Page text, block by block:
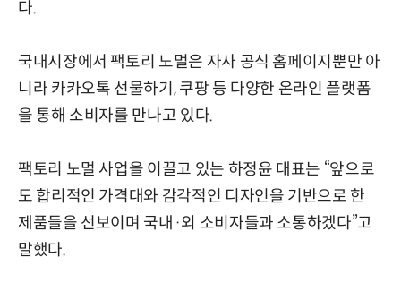
다.
국내시장에서 팩토리 노멀은 자사 공식 홈페이지뿐만 아
니라 카카오톡 선물하기, 쿠팡 등 다양한 온라인 플랫폼
을 통해 소비자를 만나고 있다.
팩토리 노멀 사업을 이끌고 있는 하정윤 대표는 “앞으로
도 합리적인 가격대와 감각적인 디자인을 기반으로 한
제품들을 선보이며 국내·외 소비자들과 소통하겠다”고
말했다.